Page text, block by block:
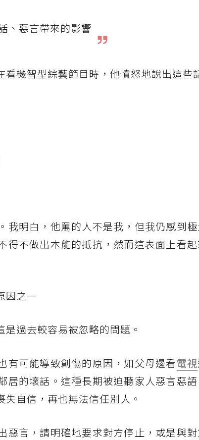
、惡言帶來的影響
機智型綜藝節目時，他憤怒地說出這些
我明白，他罵的人不是我，但我仍感到
得不做出本能的抵抗，然而這表面上看
因之一
過去較容易被忽略的問題。
有可能導致創傷的原因，如父母邊看電視
居的壞話。這種長期被迫聽家人惡言惡
自信，再也無法信任別人。
惡言，請明確地要求對方停止，或是與